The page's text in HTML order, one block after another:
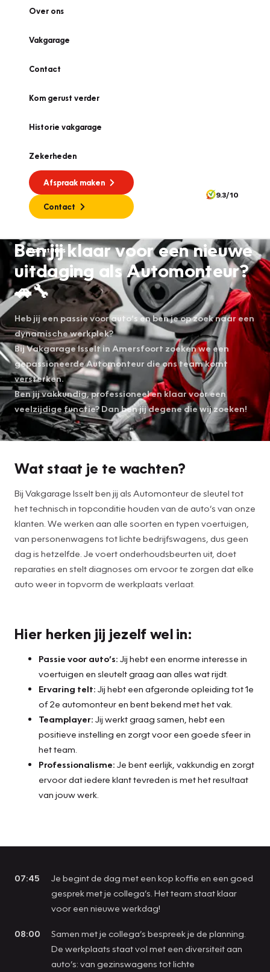
Over ons
Vakgarage
Contact
Kom gerust verder
Historie vakgarage
Zekerheden
Afspraak maken
Contact
9.3/10
Vacatures
Ben jij klaar voor een nieuwe
uitdaging als Automonteur?
🚗🔧
Heb jij een passie voor auto’s en ben je op zoek naar een
dynamische werkplek?
Bij Vakgarage Isselt in Amersfoort zoeken we een
gepassioneerde Automonteur die ons team komt
versterken.
Ben jij vakkundig, professioneel en klaar voor een
veelzijdige functie? Dan ben jij degene die wij zoeken!
Wat staat je te wachten?
Bij Vakgarage Isselt ben jij als Automonteur de sleutel tot
het technisch in topconditie houden van de auto’s van onze
klanten. We werken aan alle soorten en typen voertuigen,
van personenwagens tot lichte bedrijfswagens, dus geen
dag is hetzelfde. Je voert onderhoudsbeurten uit, doet
reparaties en stelt diagnoses om ervoor te zorgen dat elke
auto weer in topvorm de werkplaats verlaat.
Hier herken jij jezelf wel in:
Passie voor auto’s: Jij hebt een enorme interesse in
voertuigen en sleutelt graag aan alles wat rijdt.
Ervaring telt: Jij hebt een afgeronde opleiding tot 1e
of 2e automonteur en bent bekend met het vak.
Teamplayer: Jij werkt graag samen, hebt een
positieve instelling en zorgt voor een goede sfeer in
het team.
Professionalisme: Je bent eerlijk, vakkundig en zorgt
ervoor dat iedere klant tevreden is met het resultaat
van jouw werk.
07:45
Je begint de dag met een kop koffie en een goed
gesprek met je collega’s. Het team staat klaar
voor een nieuwe werkdag!
08:00
Samen met je collega’s bespreek je de planning.
De werkplaats staat vol met een diversiteit aan
auto’s: van gezinswagens tot lichte